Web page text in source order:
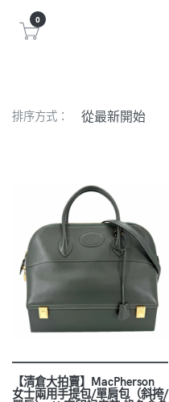
0
排序方式：
【清倉大拍賣】MacPherson
女士兩用手提包/單肩包（斜挎/